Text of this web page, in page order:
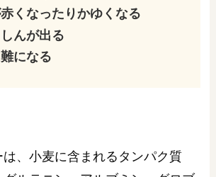
くなったりかゆくなる
んが出る
になる
、小麦に含まれるタンパク質